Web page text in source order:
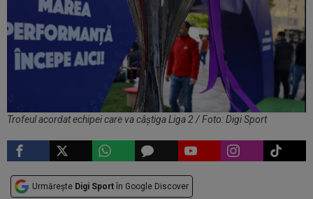
Trofeul acordat echipei care va câștiga Liga 2 / Foto: Digi Sport
Urmărește Digi Sport în Google Discover